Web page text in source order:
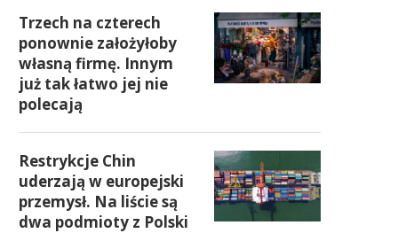
Trzech na czterech
ponownie założyłoby
własną firmę. Innym
już tak łatwo jej nie
polecają
Restrykcje Chin
uderzają w europejski
przemysł. Na liście są
dwa podmioty z Polski